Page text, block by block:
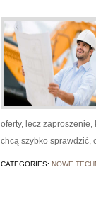
oferty, lecz
chcą szybko sprawdzić,
CATEGORIES: NOWE